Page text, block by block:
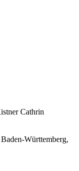
Cathrin
Württemberg,